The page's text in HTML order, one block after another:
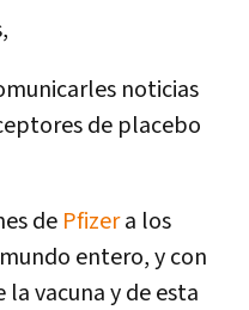
noticias
de placebo
de Pfizera los
entero, y con
vacuna y de esta